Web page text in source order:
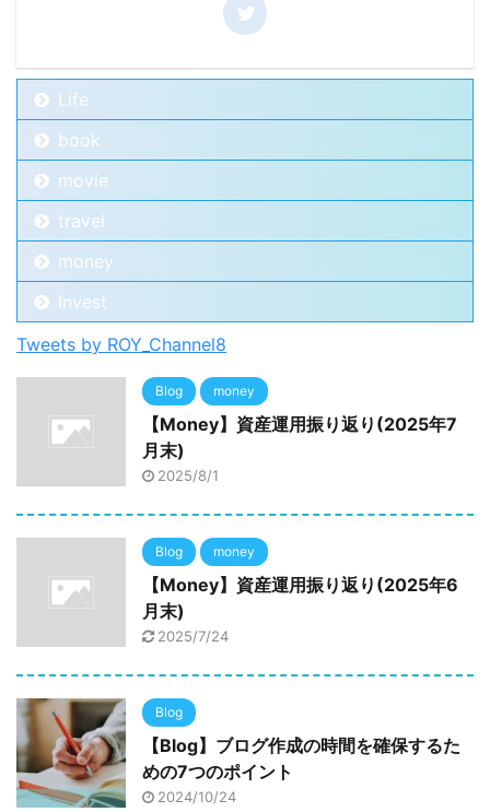
Life
book
movie
travel
money
Invest
Tweets by ROY_Channel8
Blog money
【Money】資産運用振り返り(2025年7
月末)
2025/8/1
Blog money
【Money】資産運用振り返り(2025年6
月末)
2025/7/24
Blog
【Blog】ブログ作成の時間を確保するた
めの7つのポイント
2024/10/24